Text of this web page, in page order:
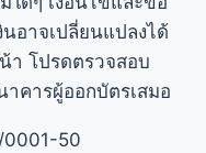
อาจเปลี่ยนแปลงได้
า โปรดตรวจสอบ
าคารผู้ออกบัตรเสมอ
0001-50